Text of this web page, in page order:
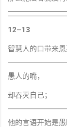
12–13
智慧人的口带来恩
愚人的嘴，
却吞灭自己；
他的言语开始是愚